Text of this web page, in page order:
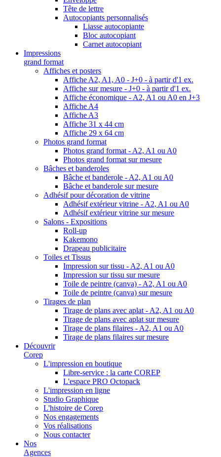
Tête de lettre
Autocopiants personnalisés
Liasse autocopiante
Bloc autocopiant
Carnet autocopiant
Impressions
grand format
Affiches et posters
Affiche A2, A1, A0 - J+0 - à partir d'1 ex.
Affiche sur mesure - J+0 - à partir d'1 ex.
Affiche économique - A2, A1 ou A0 en J+3
Affiche A4
Affiche A3
Affiche 31 x 44 cm
Affiche 29 x 64 cm
Photos grand format
Photos grand format - A2, A1 ou A0
Photos grand format sur mesure
Bâches et banderoles
Bâche et banderole - A2, A1 ou A0
Bâche et banderole sur mesure
Adhésif pour décoration de vitrine
Adhésif extérieur vitrine - A2, A1 ou A0
Adhésif extérieur vitrine sur mesure
Salons - Expositions
Roll-up
Kakemono
Drapeau publicitaire
Toiles et Tissus
Impression sur tissu - A2, A1 ou A0
Impression sur tissu sur mesure
Toile de peintre (canva) - A2, A1 ou A0
Toile de peintre (canva) sur mesure
Tirages de plan
Tirage de plans avec aplat - A2, A1 ou A0
Tirage de plans avec aplat sur mesure
Tirage de plans filaires - A2, A1 ou A0
Tirage de plans filaires sur mesure
Découvrir
Corep
L'impression en boutique
Libre-service : la carte COREP
L'espace PRO Octopack
L'impression en ligne
Studio Graphique
L'histoire de Corep
Nos engagements
Vos réalisations
Nous contacter
Nos
Agences